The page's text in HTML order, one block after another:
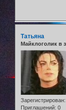
Татьяна
Майклоголик в
Зарегистрирован
Приглашений: 0